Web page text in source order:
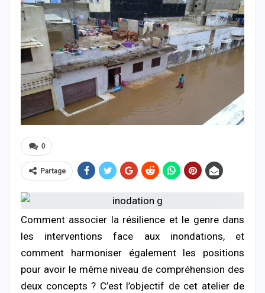
0
Partage
Comment associer la résilience et le genre dans
les interventions face aux inondations, et
comment harmoniser également les positions
pour avoir le même niveau de compréhension des
deux concepts ? C’est l’objectif de cet atelier de